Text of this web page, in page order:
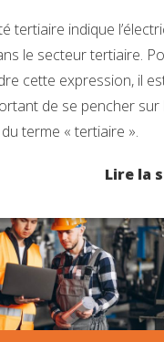
tertiaire indique
le secteur tertiaire.
cette expression, il
de se pencher sur
terme « tertiaire ».
Lire la